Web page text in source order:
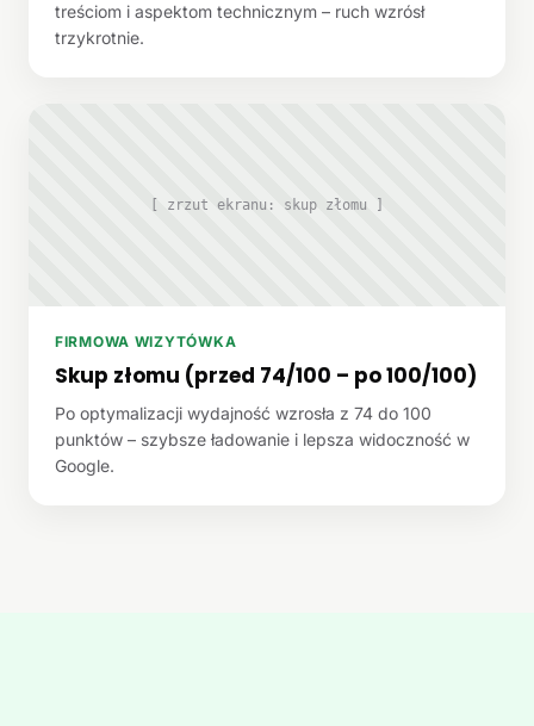
treściom i aspektom technicznym – ruch wzrósł
trzykrotnie.
[ zrzut ekranu: skup złomu ]
FIRMOWA WIZYTÓWKA
Skup złomu (przed 74/100 – po 100/100)
Po optymalizacji wydajność wzrosła z 74 do 100
punktów – szybsze ładowanie i lepsza widoczność w
Google.